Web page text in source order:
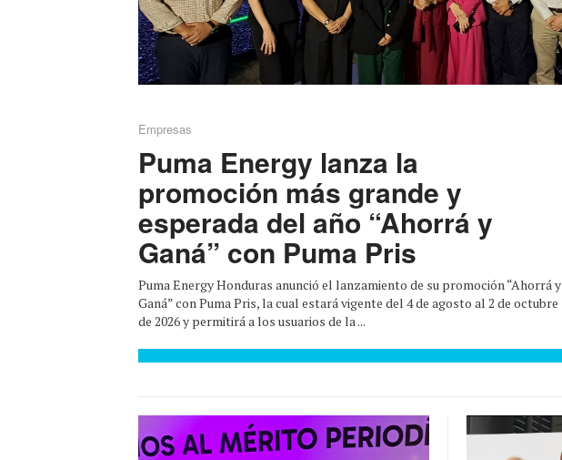
Empresas
Puma Energy lanza la
promoción más grande y
esperada del año “Ahorrá y
Ganá” con Puma Pris
Puma Energy Honduras anunció el lanzamiento de su promoción “Ahorrá y
Ganá” con Puma Pris, la cual estará vigente del 4 de agosto al 2 de octubre
de 2026 y permitirá a los usuarios de la ...